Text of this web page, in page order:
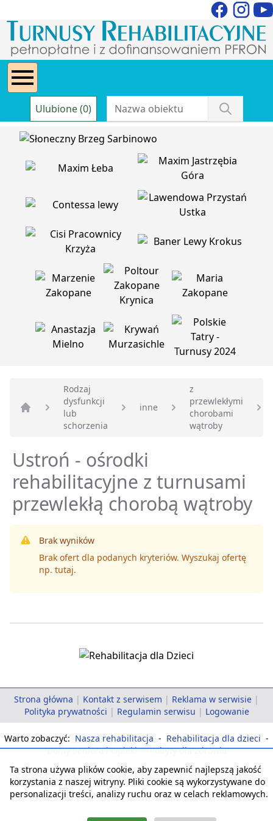
Ulubione (0)
Strona główna
Rodzaj
dysfunkcji
lub
schorzenia
inne
z
przewlekłymi
chorobami
wątroby
Ustroń - ośrodki
rehabilitacyjne z turnusami
przewlekłą chorobą wątroby
Brak wyników
Brak ofert dla podanych kryteriów. Wyszukaj ofertę
np. tutaj.
Strona główna | Kontakt z serwisem | Reklama w serwisie |
Polityka prywatności | Regulamin serwisu | Logowanie
Warto zobaczyć: Nasza rehabilitacja - Rehabilitacja dla dzieci -
Domy Seniora i Opieki - Pobyty dla zdrowia
Ta strona używa plików cookie, aby zapewnić najlepszą jakość
korzystania z naszej witryny. Pliki cookie są wykorzystywane do
personalizacji treści, analizy ruchu oraz w celach reklamowych.